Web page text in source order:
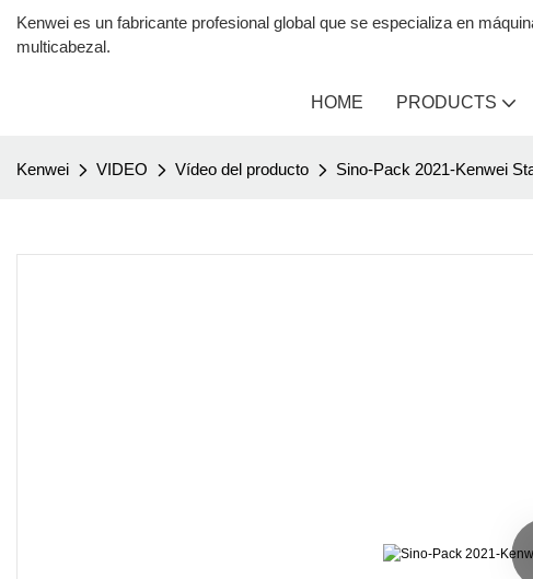
Kenwei es un fabricante profesional global que se especializa en
multicabezal.
HOME PRODUCTS
Kenwei VIDEO Vídeo del producto Sino-Pack 2021-Kenwei